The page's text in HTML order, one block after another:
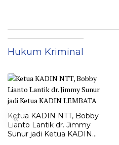
Hukum Kriminal
«
Ketua KADIN NTT, Bobby
Lianto Lantik dr. Jimmy
Sunur jadi Ketua KADIN